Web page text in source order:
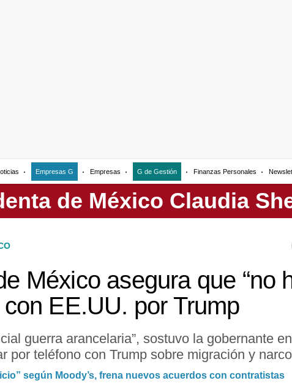
Empresas G Empresas G de Gestión Finanzas Personales
México asegura que “no
con EE.UU. por Trump
guerra arancelaria”, sostuvo la gobernante
por teléfono con Trump sobre migración y
según Moody’s, frena nuevos acuerdos con contratistas